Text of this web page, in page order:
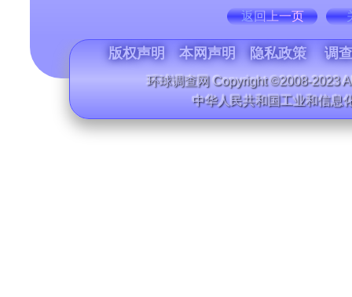
返回上一页
版权声明 本网声明 隐私政策 调
环球调查网 Copyright ©2008-2023
中华人民共和国工业和信